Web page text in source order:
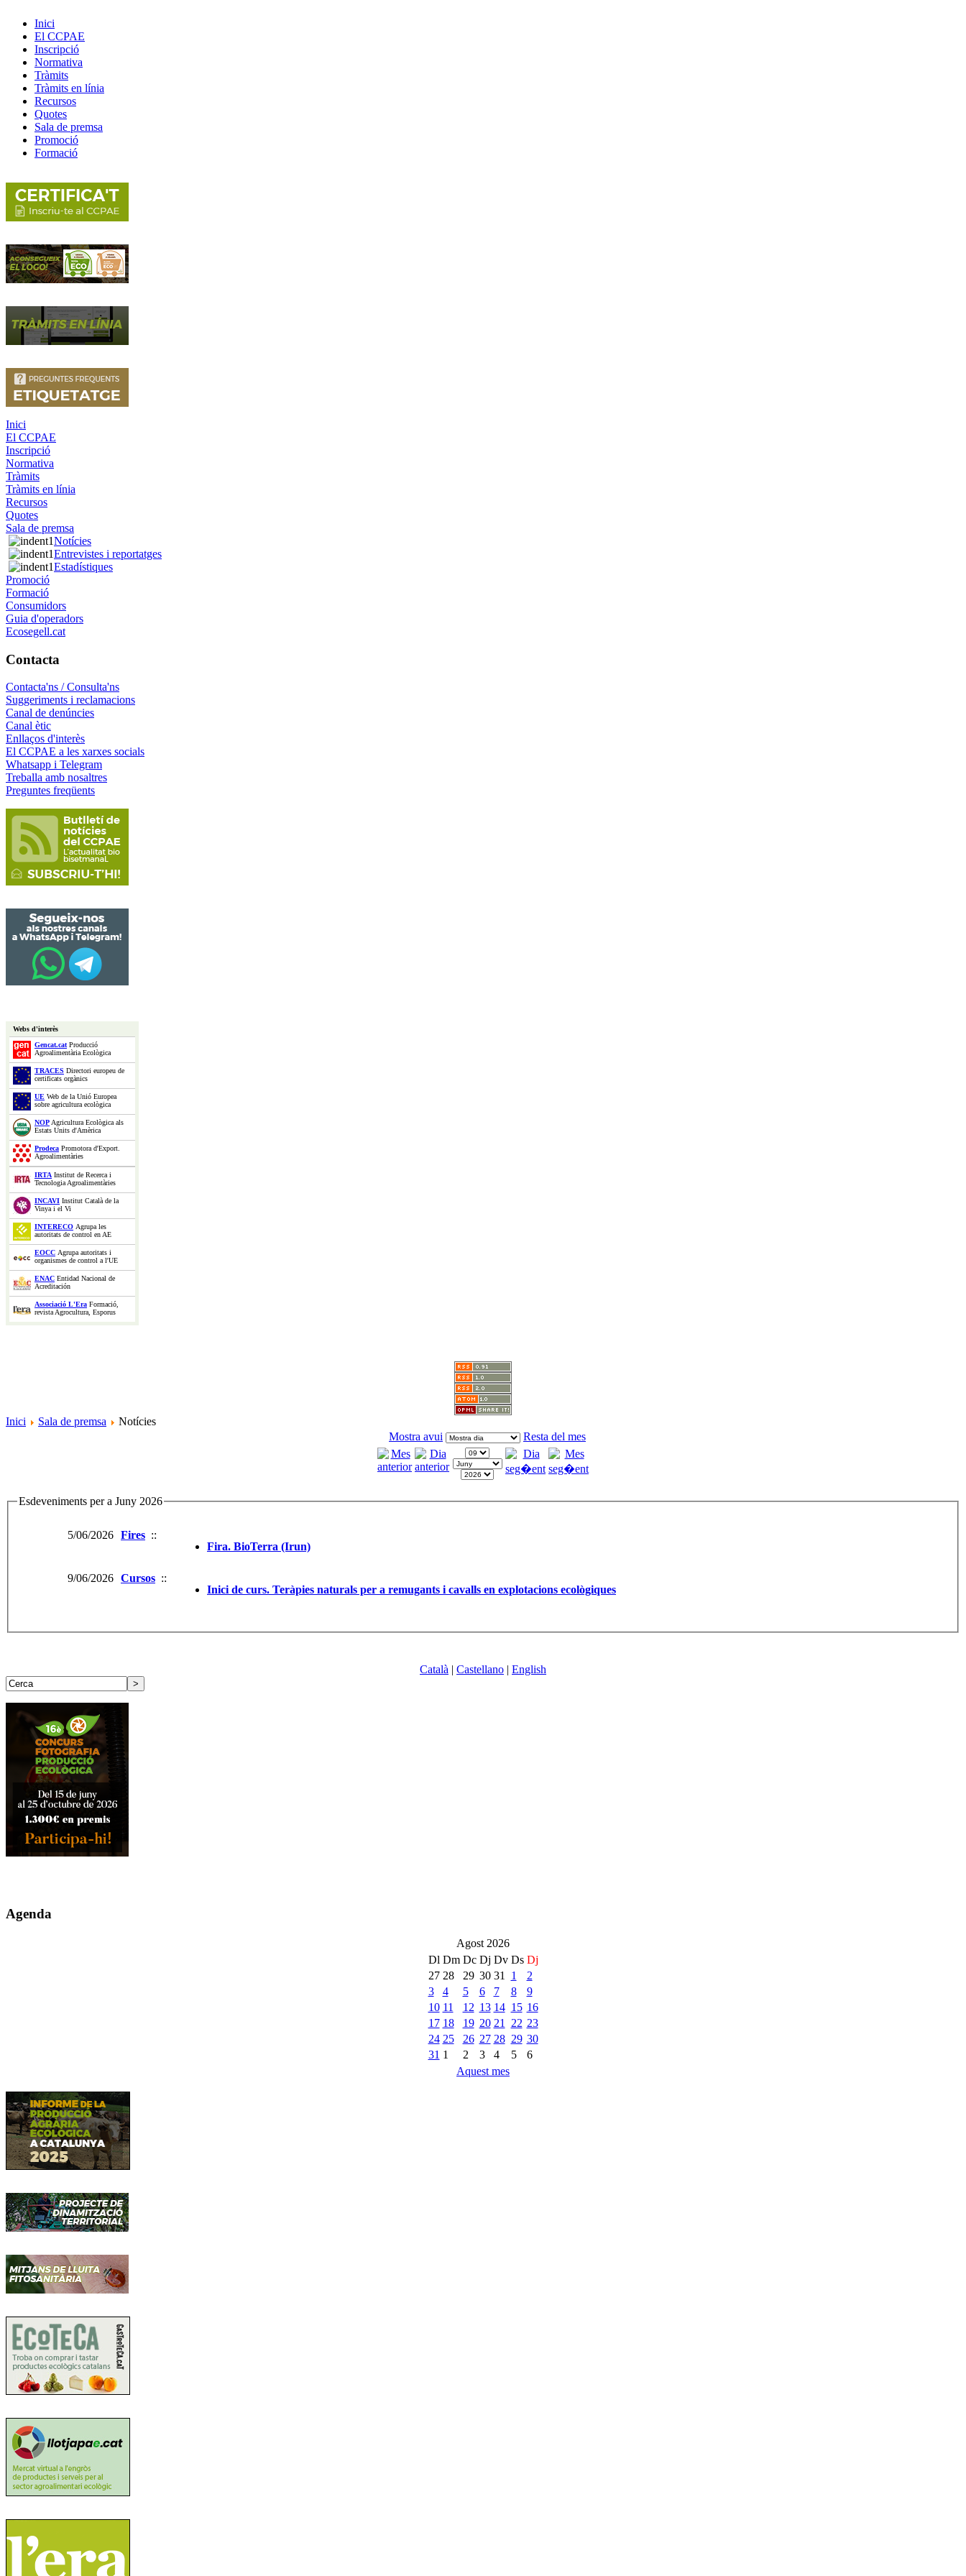
Inici
El CCPAE
Inscripció
Normativa
Tràmits
Tràmits en línia
Recursos
Quotes
Sala de premsa
Promoció
Formació
Inici
El CCPAE
Inscripció
Normativa
Tràmits
Tràmits en línia
Recursos
Quotes
Sala de premsa
Notícies
Entrevistes i reportatges
Estadístiques
Promoció
Formació
Consumidors
Guia d'operadors
Ecosegell.cat
Contacta
Contacta'ns / Consulta'ns
Suggeriments i reclamacions
Canal de denúncies
Canal ètic
Enllaços d'interès
El CCPAE a les xarxes socials
Whatsapp i Telegram
Treballa amb nosaltres
Preguntes freqüents
Webs d'interès
Gencat.catProducció
Agroalimentària Ecològica
TRACES Directori europeu de
certificats orgànics
UE Web de la Unió Europea
sobre agricultura ecològica
NOPAgricultura Ecològica als
Estats Units d'Amèrica
Prodeca Promotora d'Export.
Agroalimentàries
IRTA Institut de Recerca i
Tecnologia Agroalimentàries
INCAVI Institut Català de la
Vinya i el Vi
INTERECO Agrupa les
autoritats de control en AE
EOCC Agrupa autoritats i
organismes de control a l'UE
ENAC Entidad Nacional de
Acreditación
Associació L'Era Formació,
revista Agrocultura, Esporus
Inici Sala de premsa
Notícies
Mostra avui
Resta del mes
Esdeveniments per a Juny 2026
5/06/2026 Fires ::
Fira. BioTerra (Irun)
9/06/2026 Cursos ::
Inici de curs. Teràpies naturals per a remugants i cavalls en explotacions ecològiques
Català | Castellano | English
Agenda
Agost 2026
Dl Dm Dc Dj Dv Ds Dj
27 28 29 30 31 1
2
3
4 5 6 7 8
9
10 11 12 13 14 15 16
17 18 19 20 21 22 23
24 25 26 27 28 29 30
31 1 2 3 4 5
6
Aquest mes